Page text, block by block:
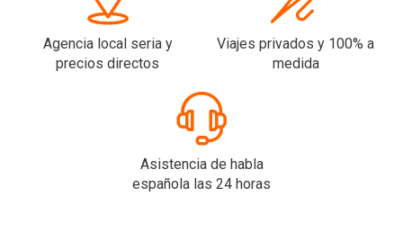
Agencia local seria y
precios directos
Viajes privados y 100% a
medida
Asistencia de habla
española las 24 horas